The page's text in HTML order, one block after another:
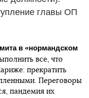
главы ОП
в «нормандском
все, что
прекратить
Переговоры
пандемия их